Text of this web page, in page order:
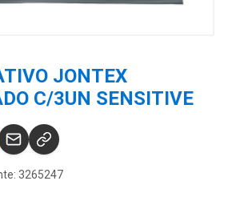
JONTEX
C/3UN SENSITIVE
3265247